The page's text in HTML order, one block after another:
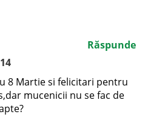
8 Martie si felicitari pentru
mucenicii nu se fac de
Răspunde